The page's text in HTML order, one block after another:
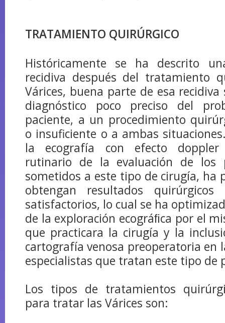
TRATAMIENTO QUIRÚRGICO
Históricamente se ha descrito
recidiva después del tratamiento
Várices, buena parte de esa
diagnóstico poco preciso del
paciente, a un procedimiento
o insuficiente o a ambas
la ecografía con efecto
rutinario de la evaluación de los
sometidos a este tipo de cirugía, ha
obtengan resultados
satisfactorios, lo cual se ha
de la exploración ecográﬁca por el
que practicara la cirugía y la
cartografía venosa preoperatoria en
especialistas que tratan este tipo de
Los tipos de tratamientos
para tratar las Várices son: